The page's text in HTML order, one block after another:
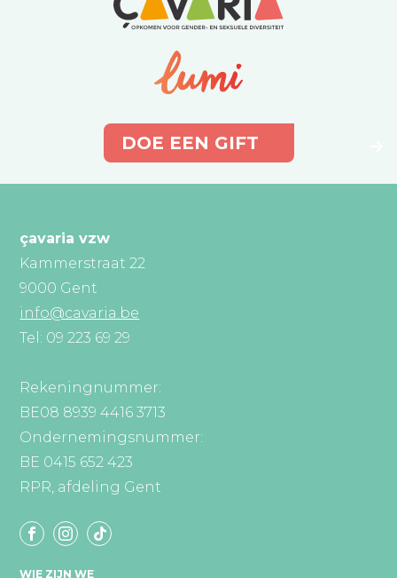
DOE EEN GIFT
çavaria vzw
Kammerstraat 22
9000 Gent
info@cavaria.be
Tel: 09 223 69 29
Rekeningnummer:
BE08 8939 4416 3713
Ondernemingsnummer:
BE 0415 652 423
RPR, afdeling Gent
WIE ZIJN WE